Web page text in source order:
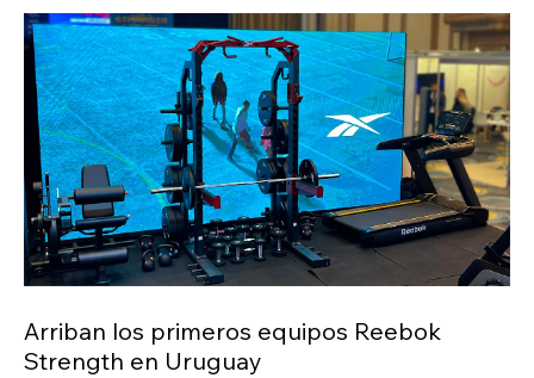
Arriban los primeros equipos Reebok
Strength en Uruguay